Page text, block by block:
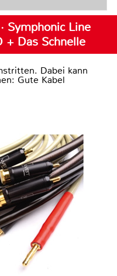
Symphonic Line
+ Das Schnelle
Dabei kann
Gute Kabel